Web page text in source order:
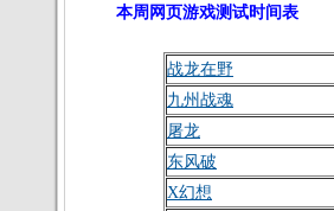
本周网页游戏测试时间表
战龙在野
九州战魂
屠龙
东风破
X幻想